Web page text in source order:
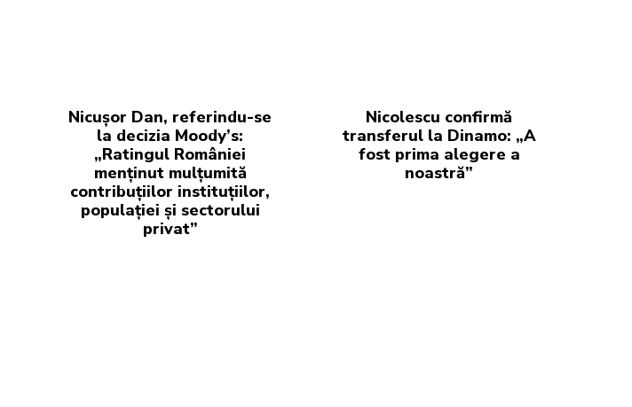
Nicușor Dan, referindu-se
la decizia Moody’s:
„Ratingul României
menținut mulțumită
contribuțiilor instituțiilor,
populației și sectorului
privat”
Nicolescu confirmă
transferul la Dinamo: „A
fost prima alegere a
noastră”